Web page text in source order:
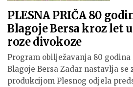
PLESNA PRIČA 80
Blagoje Bersa kroz let
roze divokoze
Program obilježavanja 80 godina
Blagoje Bersa Zadar nastavlja se
produkcijom Plesnog odjela